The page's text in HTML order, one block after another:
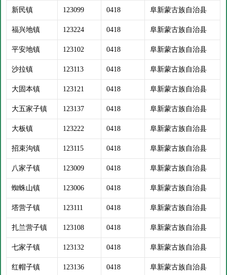
新民镇 123099 0418 阜新蒙古族自治县
福兴地镇 123224 0418 阜新蒙古族自治县
平安地镇 123102 0418 阜新蒙古族自治县
沙拉镇 123113 0418 阜新蒙古族自治县
大固本镇 123121 0418 阜新蒙古族自治县
大五家子镇 123137 0418 阜新蒙古族自治县
大板镇 123222 0418 阜新蒙古族自治县
招束沟镇 123115 0418 阜新蒙古族自治县
八家子镇 123009 0418 阜新蒙古族自治县
蜘蛛山镇 123006 0418 阜新蒙古族自治县
塔营子镇 123111 0418 阜新蒙古族自治县
扎兰营子镇 123108 0418 阜新蒙古族自治县
七家子镇 123132 0418 阜新蒙古族自治县
红帽子镇 123136 0418 阜新蒙古族自治县